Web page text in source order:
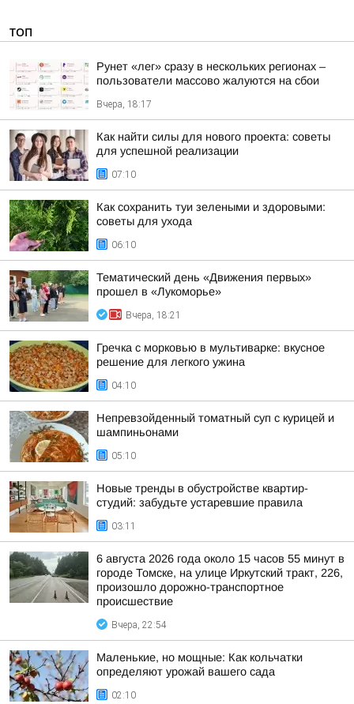
ТОП
Рунет «лег» сразу в нескольких регионах –
пользователи массово жалуются на сбои
Вчера, 18:17
Как найти силы для нового проекта: советы
для успешной реализации
07:10
Как сохранить туи зелеными и здоровыми:
советы для ухода
06:10
Тематический день «Движения первых»
прошел в «Лукоморье»
Вчера, 18:21
Гречка с морковью в мультиварке: вкусное
решение для легкого ужина
04:10
Непревзойденный томатный суп с курицей и
шампиньонами
05:10
Новые тренды в обустройстве квартир-
студий: забудьте устаревшие правила
03:11
6 августа 2026 года около 15 часов 55 минут в
городе Томске, на улице Иркутский тракт, 226,
произошло дорожно-транспортное
происшествие
Вчера, 22:54
Маленькие, но мощные: Как кольчатки
определяют урожай вашего сада
02:10